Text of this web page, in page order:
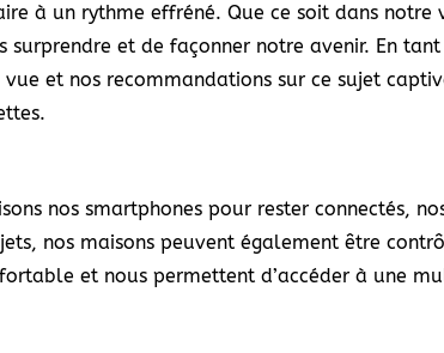
à un rythme effréné. Que ce soit dans notre
et de façonner notre avenir. En
et nos recommandations sur ce sujet
nos smartphones pour rester connectés,
nos maisons peuvent également être
et nous permettent d’accéder à une